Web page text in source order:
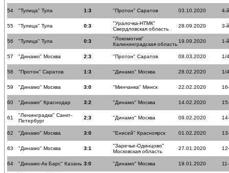
54 "Тулица" Тула 1:3 "Протон" Саратов 03.10.2020 4-
55 "Тулица" Тула 0:3
"Уралочка-НТМК"
Свердловская область
28.09.2020 3-
56 "Тулица" Тула 0:3
"Локомотив"
Калининградская область
19.09.2020 1-
57 "Динамо" Москва 2:3 "Протон" Саратов 08.03.2020 1/
58 "Протон" Саратов 1:3 "Динамо" Москва 28.02.2020 1/
59 "Динамо" Москва 3:0 "Минчанка" Минск 22.02.2020
60 "Динамо" Краснодар 3:2 "Динамо" Москва 14.02.2020
61
"Ленинградка" Санкт-
Петербург
2:3 "Динамо" Москва 09.02.2020
62 "Динамо" Москва 3:0 "Енисей" Красноярск 01.02.2020
63 "Динамо" Москва 3:1
"Заречье-Одинцово"
Московская область
27.01.2020
64 "Динамо-Ак Барс" Казань 3:0 "Динамо" Москва 19.01.2020